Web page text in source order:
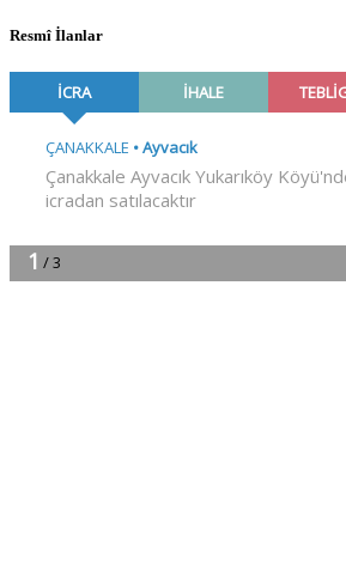
Resmî İlanlar